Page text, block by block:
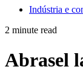
Indústria e
2 minute read
Abrasel